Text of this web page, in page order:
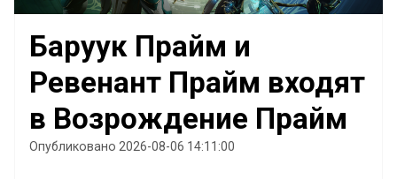
Баруук Прайм и
Ревенант Прайм входят
в Возрождение Прайм
Опубликовано 2026-08-06 14:11:00